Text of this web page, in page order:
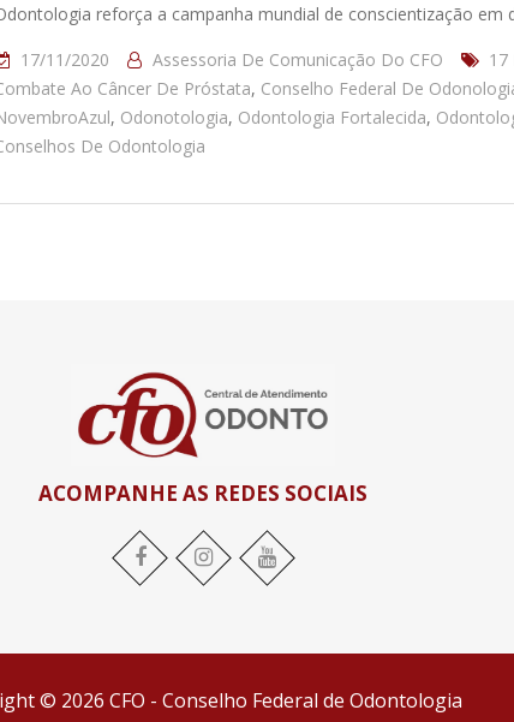
reforça a campanha mundial de conscientização em
17/11/2020
Assessoria De Comunicação Do CFO 17
Ao Câncer De Próstata, Conselho Federal De
, Odonotologia, Odontologia Fortalecida,
De Odontologia
ACOMPANHE AS REDES SOCIAIS
Facebook Instagram YouTube
© 2026 CFO - Conselho Federal de Odontologia